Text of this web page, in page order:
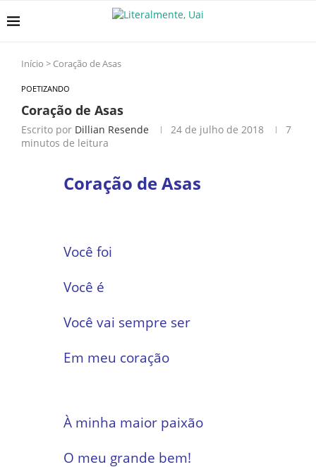
Início > Coração de Asas
POETIZANDO
Coração de Asas
Escrito por Dillian Resende 24 de julho de 2018
7
minutos de leitura
Coração de Asas
Você foi
Você é
Você vai sempre ser
Em meu coração
À minha maior paixão
O meu grande bem!